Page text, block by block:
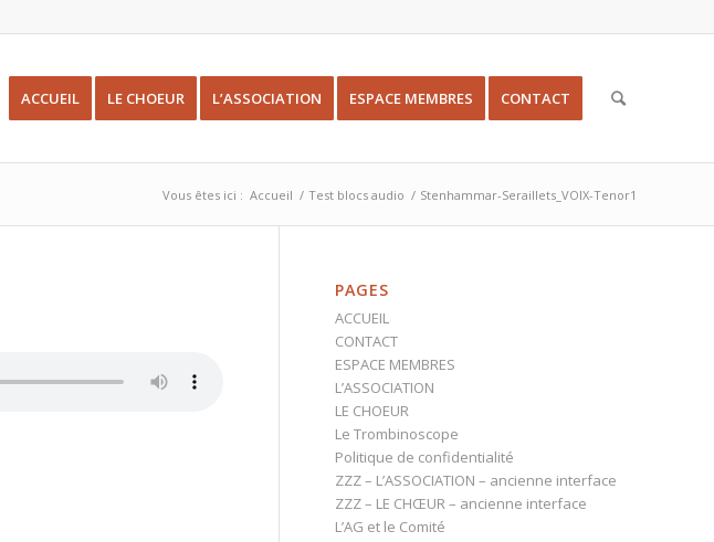
ACCUEIL LE CHOEUR L’ASSOCIATION ESPACE MEMBRES CONTACT
Vous êtes ici : Accueil / Test blocs audio / Stenhammar-Seraillets_VOIX-Tenor1
PAGES
ACCUEIL
CONTACT
ESPACE MEMBRES
L’ASSOCIATION
LE CHOEUR
Le Trombinoscope
Politique de confidentialité
ZZZ – L’ASSOCIATION – ancienne interface
ZZZ – LE CHŒUR – ancienne interface
L’AG et le Comité